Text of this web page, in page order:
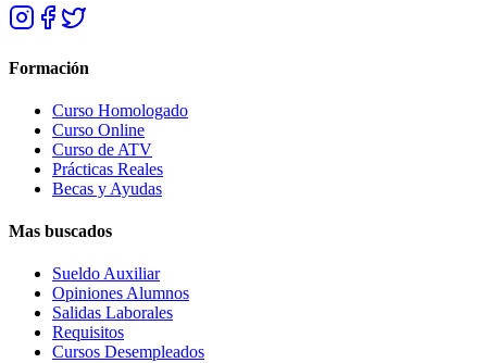
Formación
Curso Homologado
Curso Online
Curso de ATV
Prácticas Reales
Becas y Ayudas
Mas buscados
Sueldo Auxiliar
Opiniones Alumnos
Salidas Laborales
Requisitos
Cursos Desempleados